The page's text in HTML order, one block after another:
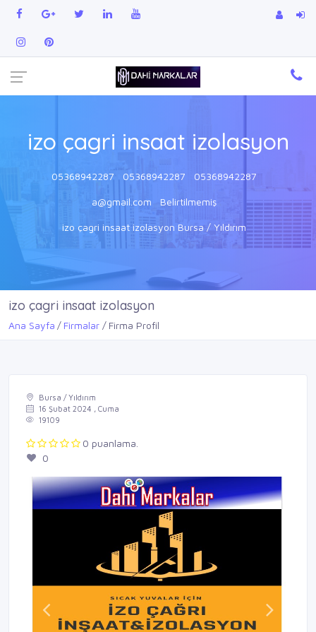
izo çagri insaat izolasyon
05368942287 05368942287 05368942287
a@gmail.com Belirtilmemiş
izo çagri insaat izolasyon Bursa / Yıldırım
izo çagri insaat izolasyon
Ana Sayfa Firmalar Firma Profil
Bursa / Yıldırım
16 Şubat 2024 , Cuma
19109
0 puanlama.
0